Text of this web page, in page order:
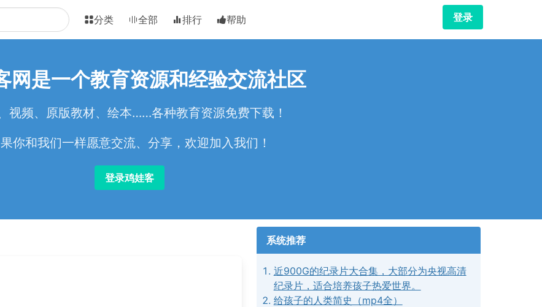
分类 全部 排行 帮助 登录
网是一个教育资源和经验交流社区
视频、原版教材、绘本……各种教育资源免费下载！
你和我们一样愿意交流、分享，欢迎加入我们！
登录鸡娃客
系统推荐
近900G的纪录片大合集，大部分为央视高清
纪录片，适合培养孩子热爱世界。
给孩子的人类简史（mp4全）